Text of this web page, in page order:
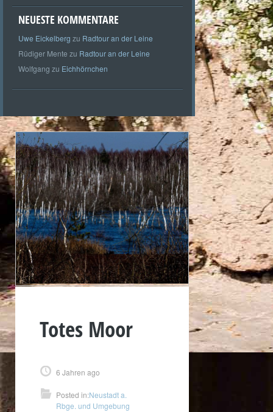
NEUESTE KOMMENTARE
Uwe Eickelberg zu Radtour an der Leine
Rüdiger Mente zu Radtour an der Leine
Wolfgang zu Eichhörnchen
Totes Moor
6 Jahren ago
Posted in:Neustadt a.
Rbge. und Umgebung